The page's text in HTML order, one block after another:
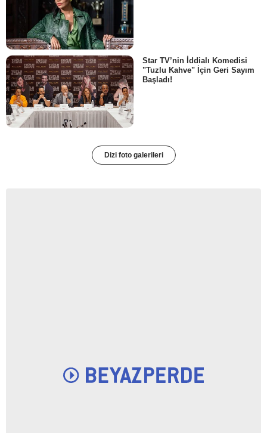
Star TV’nin İddialı Komedisi
"Tuzlu Kahve" İçin Geri Sayım
Başladı!
Dizi foto galerileri